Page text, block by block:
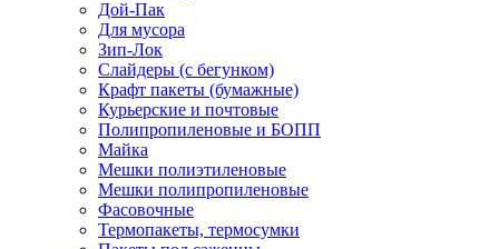
Дой-Пак
Для мусора
Зип-Лок
Слайдеры (с бегунком)
Крафт пакеты (бумажные)
Курьерские и почтовые
Полипропиленовые и БОПП
Майка
Мешки полиэтиленовые
Мешки полипропиленовые
Фасовочные
Термопакеты, термосумки